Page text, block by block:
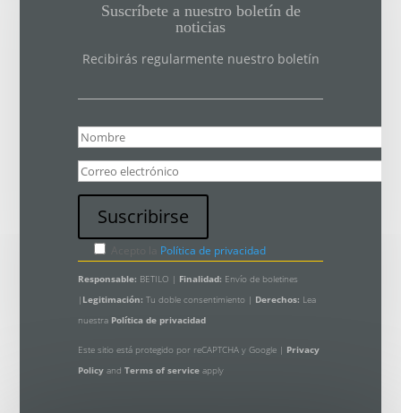
Suscríbete a nuestro boletín de
noticias
Recibirás regularmente nuestro boletín
Política de privacidad
Responsable: BETILO | Finalidad: Envío de boletines
| Legitimación: Tu doble consentimiento | Derechos: Lea
nuestra Política de privacidad
Este sitio está protegido por reCAPTCHA y Google | Privacy
Policy and Terms of serviceapply